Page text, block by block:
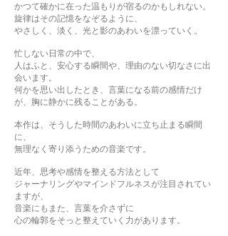
かつて確かに在った温もりが宿るのかもしれない。
旋律はその記憶をなぞるように、
やさしく、淡く、光と影のあわいを漂っていく。
忙しない日常の中で、
人はふと、安心する瞬間や、理由のない切なさに出
会います。
何かを思い出したとき、言葉になる前の感情だけ
が、胸に静かに残ることがある。
本作は、そうした時間のあわいに立ち止まる瞬間
に、
無理なく寄り添うための音楽です。
近年、思考や感情を整える方法として
ジャーナリングやマインドフルネスが注目されてい
ますが、
音楽にもまた、言葉を介さずに
心の輪郭をそっと整えていく力があります。